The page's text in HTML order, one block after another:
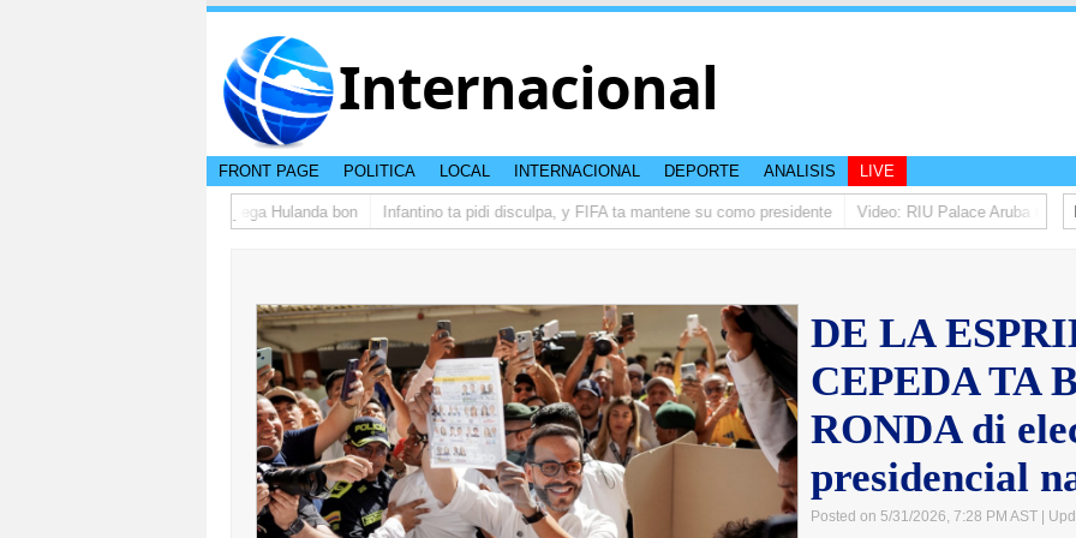
Internacional
FRONT PAGE POLITICA LOCAL INTERNACIONAL DEPORTE ANALISIS LIVE
di studiantenan di Aruba a yega Hulanda bon Infantino ta pidi disculpa, y FIFA ta mantene su como presidente Video: RIU Palace Aruba ta eleva
DE LA
CEPEDA TA
RONDA di
presidencial
Posted on 5/31/2026, 7:28 PM AST |